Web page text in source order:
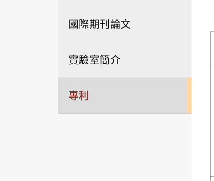
國際期刊論文
實驗室簡介
專利